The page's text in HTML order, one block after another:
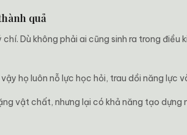
quả
Dù không phải ai cũng sinh ra trong
họ luôn nỗ lực học hỏi, trau dồi năng lực
vật chất, nhưng lại có khả năng tạo dựng